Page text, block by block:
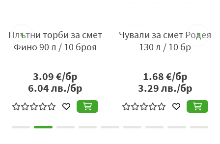
Плътни торби за смет
Фино 90 л / 10 броя
3.09€/бр
6.04лв./бр
Чували за смет Родея
130 л / 10 бр
1.68€/бр
3.29лв./бр